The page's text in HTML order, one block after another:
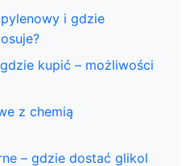
i gdzie
kupić – możliwości
z chemią
– gdzie dostać glikol